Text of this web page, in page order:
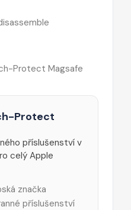
Protect Magsafe
Protect
příslušenství v
celý Apple
značka
příslušenství